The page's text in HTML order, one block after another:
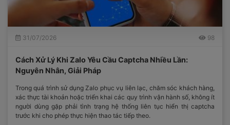
31/07/2026 98
Cách Xử Lý Khi Zalo Yêu Cầu Captcha Nhiều Lần:
Nguyên Nhân, Giải Pháp
Trong quá trình sử dụng Zalo phục vụ liên lạc, chăm sóc khách hàng,
xác thực tài khoản hoặc triển khai các quy trình vận hành số, không ít
người dùng gặp phải tình trạng hệ thống liên tục hiển thị captcha
trước khi cho phép thực hiện thao tác tiếp theo.